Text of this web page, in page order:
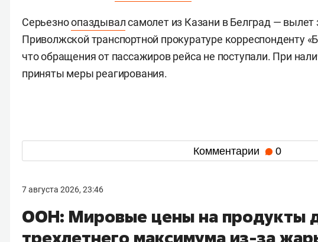
Серьезноопаздывалсамолет из Казани в Белград —
Приволжской транспортной прокуратуре корреспонденту
что обращения от пассажиров рейса не поступали. При
приняты меры реагирования.
Комментарии 0
7 августа 2026, 23:46
ООН: Мировые цены на продукты
трехлетнего максимума из-за